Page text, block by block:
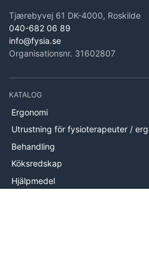
Tjærebyvej 61 DK-4000, Roskilde
040-682 06 89
info@fysia.se
Organisationsnr. 31602807
KATALOG
Ergonomi
Utrustning för fysioterapeuter /
Behandling
Köksredskap
Hjälpmedel